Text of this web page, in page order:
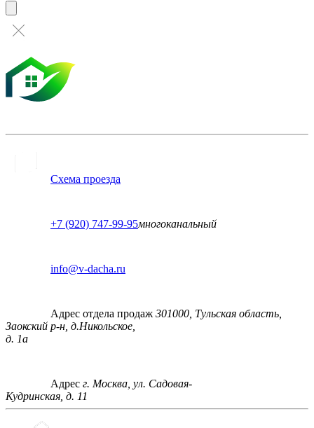
Схема проезда
+7 (920) 747-99-95многоканальный
info@v-dacha.ru
Адрес отдела продаж 301000, Тульская область,
Заокский р-н, д.Никольское,
д. 1а
Адрес г. Москва, ул. Садовая-
Кудринская, д. 11